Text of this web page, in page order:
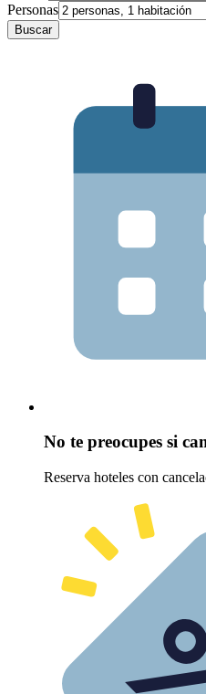
Personas
Buscar
No te preocupes si
Reserva hoteles con